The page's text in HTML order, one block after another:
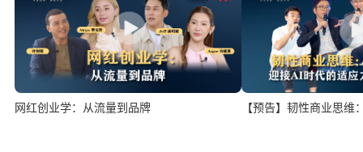
网红创业学：从流量到品牌 【预告】韧性商业思